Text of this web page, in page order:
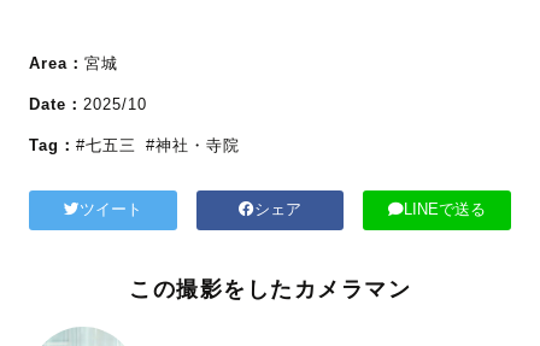
Area： 宮城
Date： 2025/10
Tag： #七五三 #神社・寺院
ツイート シェア LINEで送る
この撮影をしたカメラマン